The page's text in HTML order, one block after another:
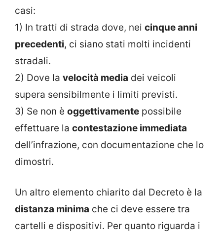
casi:
1) In tratti di strada dove, nei cinque anni
precedenti, ci siano stati molti incidenti
stradali.
2) Dove la velocità media dei veicoli
supera sensibilmente i limiti previsti.
3) Se non è oggettivamente possibile
effettuare la contestazione immediata
dell’infrazione, con documentazione che lo
dimostri.
Un altro elemento chiarito dal Decreto è la
distanza minima che ci deve essere tra
cartelli e dispositivi. Per quanto riguarda i